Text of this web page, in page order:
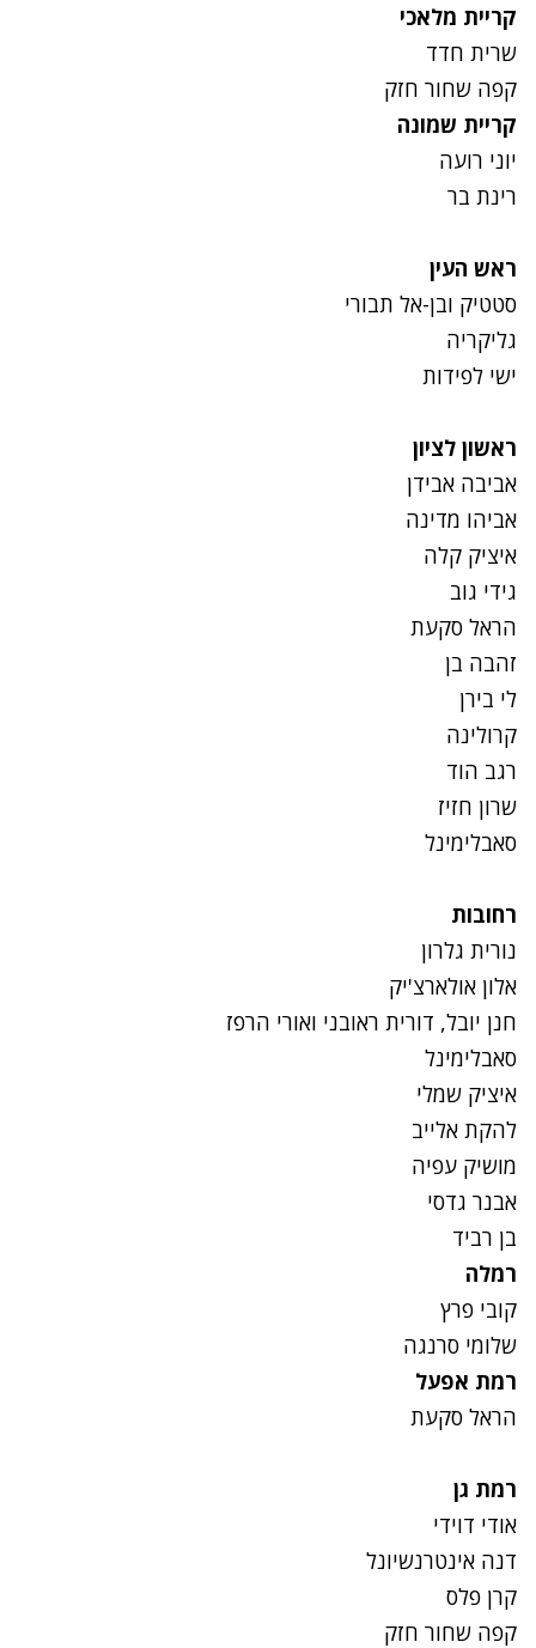
קריית מלאכי
שרית חדד
קפה שחור חזק
קריית שמונה
יוני רועה
רינת בר
ראש העין
סטטיק ובן-אל תבורי
גליקריה
ישי לפידות
ראשון לציון
אביבה אבידן
אביהו מדינה
איציק קלה
גידי גוב
הראל סקעת
זהבה בן
לי בירן
קרולינה
רגב הוד
שרון חזיז
סאבלימינל
רחובות
נורית גלרון
אלון אולארצ'יק
חנן יובל, דורית ראובני ואורי הרפז
סאבלימינל
איציק שמלי
להקת אלייב
מושיק עפיה
אבנר גדסי
בן רביד
רמלה
קובי פרץ
שלומי סרנגה
רמת אפעל
הראל סקעת
רמת גן
אודי דוידי
דנה אינטרנשיונל
קרן פלס
קפה שחור חזק